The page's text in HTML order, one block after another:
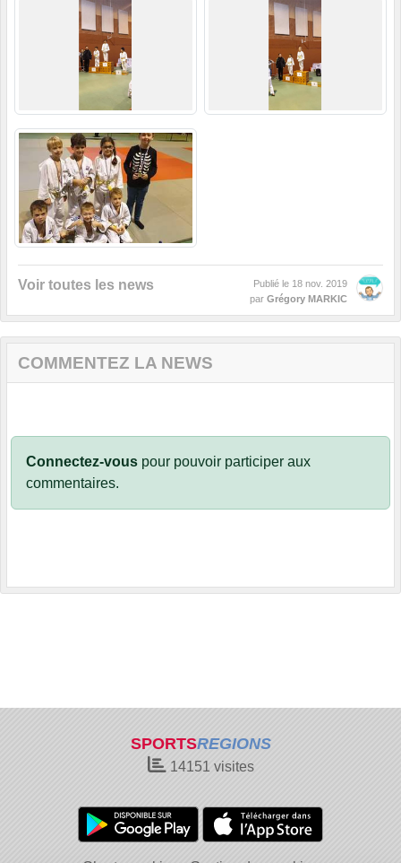
Voir toutes les news Publié le 18 nov. 2019
par Grégory MARKIC
COMMENTEZ LA NEWS
Connectez-vous pour pouvoir participer aux
commentaires.
SPORTSREGIONS
14151 visites